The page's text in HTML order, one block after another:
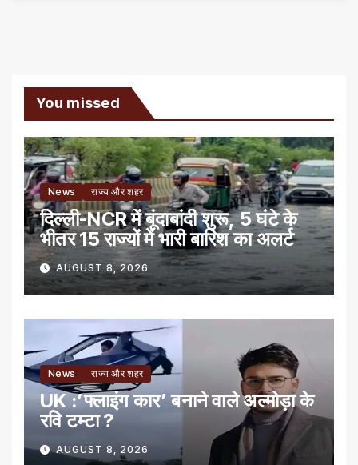
You missed
News राज्य और शहर
दिल्ली-NCR में बूंदाबांदी शुरू, 5 घंटे के
भीतर 15 राज्यों में भारी बारिश का अलर्ट
AUGUST 8, 2026
News राज्य और शहर
UK :’फ्लाइंग कार’ बनाने वाले अल्मोड़ा के
रवि टम्टा ?
AUGUST 8, 2026